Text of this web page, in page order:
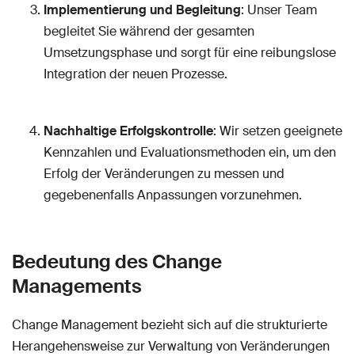
Implementierung und Begleitung: Unser Team
begleitet Sie während der gesamten
Umsetzungsphase und sorgt für eine reibungslose
Integration der neuen Prozesse.
Nachhaltige Erfolgskontrolle: Wir setzen geeignete
Kennzahlen und Evaluationsmethoden ein, um den
Erfolg der Veränderungen zu messen und
gegebenenfalls Anpassungen vorzunehmen.
Bedeutung des Change
Managements
Change Management bezieht sich auf die strukturierte
Herangehensweise zur Verwaltung von Veränderungen